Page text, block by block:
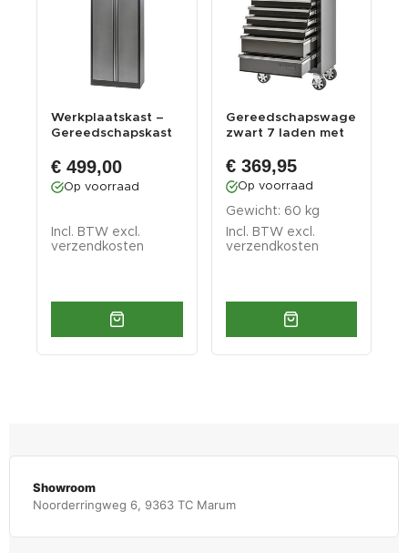
Werkplaatskast –
Gereedschapskast
€ 499,00
Op voorraad
Incl. BTW excl.
verzendkosten
Gereedschapswagen
zwart 7 laden met
€ 369,95
Op voorraad
Gewicht: 60 kg
Incl. BTW excl.
verzendkosten
Showroom
Noorderringweg 6, 9363 TC Marum